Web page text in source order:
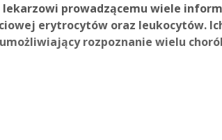
prowadzącemu wiele
erytrocytów oraz leukocytów.
rozpoznanie wielu